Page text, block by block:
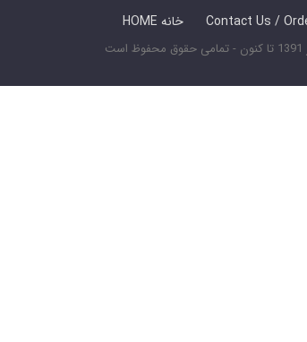
HOME خانه